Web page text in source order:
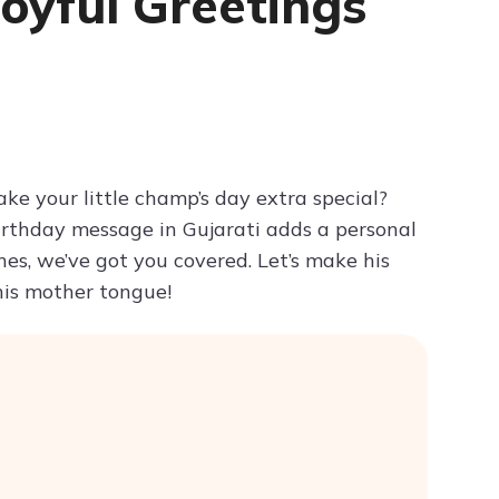
Try ChatPDF For Free
your little champ’s day extra special?
message in Gujarati adds a personal
we’ve got you covered. Let’s make his
mother tongue!